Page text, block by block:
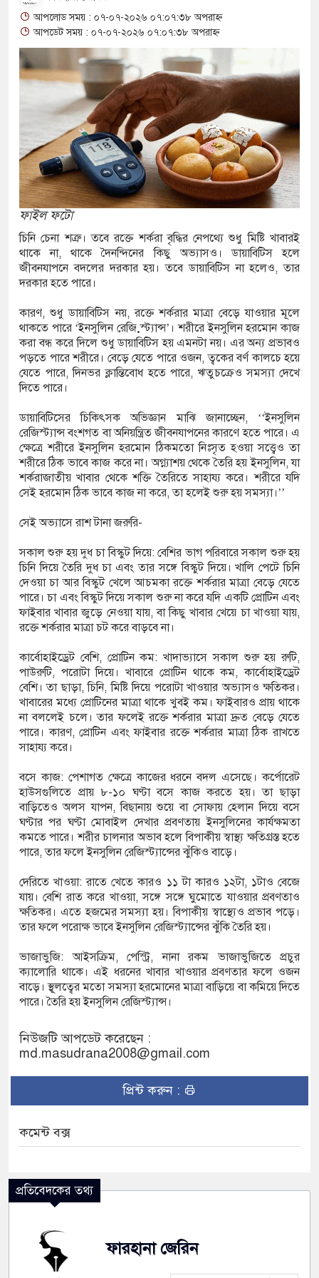
জাল টাকা ও টাকা তৈরির সরঞ্জামসহ আটক ২
মন্ত্রণালয়ের নতুন সচিব ওবায়দুর রহমানকে
ফুলেল শুভেচ্ছা
রাষ্ট্রপতি পদে মনোনীত মির্জা ফখরুল
নদীর পাড়ে ভাসমান অবস্থায় ব্যক্তির মরদেহ
জানিয়ে গোল উদযাপন ডি পলের
সিটি কলেজে অভিভাবক সমাবেশে বক্তব্য দিতে
তিনজনের যাবজ্জীবন
আপলোড সময় : ০৭-০৭-২০২৬ ০৭:০৭:৩৮ অপরাহ্ন
আপডেট সময় : ০৭-০৭-২০২৬ ০৭:০৭:৩৮ অপরাহ্ন
ফাইল ফটো
চিনি চেনা শত্রু। তবে রক্তে শর্করা বৃদ্ধির নেপথ্যে শুধু মিষ্টি খাবারই
থাকে না, থাকে দৈনন্দিনের কিছু অভ্যাসও। ডায়াবিটিস হলে
জীবনযাপনে বদলের দরকার হয়। তবে ডায়াবিটিস না হলেও, তার
দরকার হতে পারে।
কারণ, শুধু ডায়াবিটিস নয়, রক্তে শর্করার মাত্রা বেড়ে যাওয়ার মূলে
থাকতে পারে ‘ইনসুলিন রেজ়িস্ট্যান্স’। শরীরে ইনসুলিন হরমোন কাজ
করা বন্ধ করে দিলে শুধু ডায়াবিটিস হয় এমনটা নয়। এর অন্য প্রভাবও
পড়তে পারে শরীরে। বেড়ে যেতে পারে ওজন, ত্বকের বর্ণ কালচে হয়ে
যেতে পারে, দিনভর ক্লান্তিবোধ হতে পারে, ঋতুচক্রেও সমস্যা দেখে
দিতে পারে।
ডায়াবিটিসের চিকিৎসক অভিজ্ঞান মাঝি জানাচ্ছেন, ‘‘ইনসুলিন
রেজিস্ট্যান্স বংশগত বা অনিয়ন্ত্রিত জীবনযাপনের কারণে হতে পারে। এ
ক্ষেত্রে শরীরে ইনসুলিন হরমোন ঠিকমতো নিঃসৃত হওয়া সত্ত্বেও তা
শরীরে ঠিক ভাবে কাজ করে না। অগ্ন্যাশয় থেকে তৈরি হয় ইনসুলিন, যা
শর্করাজাতীয় খাবার থেকে শক্তি তৈরিতে সাহায্য করে। শরীরে যদি
সেই হরমোন ঠিক ভাবে কাজ না করে, তা হলেই শুরু হয় সমস্যা।’’
সেই অভ্যাসে রাশ টানা জরুরি-
সকাল শুরু হয় দুধ চা বিস্কুট দিয়ে: বেশির ভাগ পরিবারে সকাল শুরু হয়
চিনি দিয়ে তৈরি দুধ চা এবং তার সঙ্গে বিস্কুট দিয়ে। খালি পেটে চিনি
দেওয়া চা আর বিস্কুট খেলে আচমকা রক্তে শর্করার মাত্রা বেড়ে যেতে
পারে। চা এবং বিস্কুট দিয়ে সকাল শুরু না করে যদি একটি প্রোটিন এবং
ফাইবার খাবার জুড়ে নেওয়া যায়, বা কিছু খাবার খেয়ে চা খাওয়া যায়,
রক্তে শর্করার মাত্রা চট করে বাড়বে না।
কার্বোহাইড্রেট বেশি, প্রোটিন কম: খাদাভ্যাসে সকাল শুরু হয় রুটি,
পাউরুটি, পরোটা দিয়ে। খাবারে প্রোটিন থাকে কম, কার্বোহাইড্রেট
বেশি। তা ছাড়া, চিনি, মিষ্টি দিয়ে পরোটা খাওয়ার অভ্যাসও ক্ষতিকর।
খাবারের মধ্যে প্রোটিনের মাত্রা থাকে খুবই কম। ফাইবারও প্রায় থাকে
না বললেই চলে। তার ফলেই রক্তে শর্করার মাত্রা দ্রুত বেড়ে যেতে
পারে। কারণ, প্রোটিন এবং ফাইবার রক্তে শর্করার মাত্রা ঠিক রাখতে
সাহায্য করে।
বসে কাজ: পেশাগত ক্ষেত্রে কাজের ধরনে বদল এসেছে। কর্পোরেট
হাউসগুলিতে প্রায় ৮-১০ ঘণ্টা বসে কাজ করতে হয়। তা ছাড়া
বাড়িতেও অলস যাপন, বিছানায় শুয়ে বা সোফায় হেলান দিয়ে বসে
ঘণ্টার পর ঘণ্টা মোবাইল দেখার প্রবণতায় ইনসুলিনের কার্যক্ষমতা
কমতে পারে। শরীর চালনার অভাব হলে বিপাকীয় স্বাস্থ্য ক্ষতিগ্রস্ত হতে
পারে, তার ফলে ইনসুলিন রেজিস্ট্যান্সের ঝুঁকিও বাড়ে।
দেরিতে খাওয়া: রাতে খেতে কারও ১১ টা কারও ১২টা, ১টাও বেজে
যায়। বেশি রাত করে খাওয়া, সঙ্গে সঙ্গে ঘুমোতে যাওয়ার প্রবণতাও
ক্ষতিকর। এতে হজমের সমস্যা হয়। বিপাকীয় স্বাস্থ্যেও প্রভাব পড়ে।
তার ফলে পরোক্ষ ভাবে ইনসুলিন রেজিস্ট্যান্সের ঝুঁকি তৈরি হয়।
ভাজাভুজি: আইসক্রিম, পেস্ট্রি, নানা রকম ভাজাভুজিতে প্রচুর
ক্যালোরি থাকে। এই ধরনের খাবার খাওয়ার প্রবণতার ফলে ওজন
বাড়ে। স্থূলত্বের মতো সমস্যা হরমোনের মাত্রা বাড়িয়ে বা কমিয়ে দিতে
পারে। তৈরি হয় ইনসুলিন রেজিস্ট্যান্স।
নিউজটি আপডেট করেছেন :
md.masudrana2008@gmail.com
প্রিন্ট করুন :
কমেন্ট বক্স
প্রতিবেদকের তথ্য
ফারহানা জেরিন